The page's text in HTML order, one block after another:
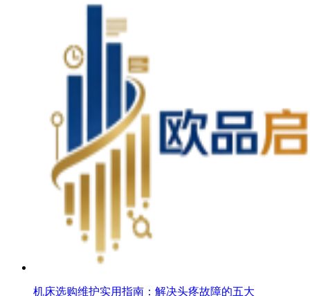
机床选购维护实用指南：解决头疼故障的五大